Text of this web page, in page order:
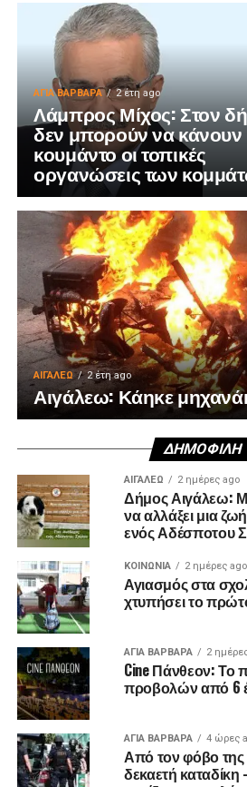
ΑΓΙΑ ΒΑΡΒΑΡΑ 2 έτη ago
Λάμπρος Μίχος: Στον
δεν μπορούν να κάνουν
κουμάντο οι τοπικές
οργανώσεις των
ΑΙΓΑΛΕΩ 2 έτη ago
Αιγάλεω: Κάηκε
ΔΗΜΟΦΙΛΉ
ΑΙΓΑΛΕΩ 2 ημέρες ago
Δήμος Αιγάλεω:
να αλλάξει μια
ενός Αδέσποτου
ΚΟΙΝΩΝΊΑ 2 ημέρες ago
Αγιασμός στα
χτυπήσει το
ΑΓΙΑ ΒΑΡΒΑΡΑ 2
Cine Πάνθεον: Το
προβολών από 6
ΑΓΙΑ ΒΑΡΒΑΡΑ 4 ώρες
Από τον φόβο της
δεκαετή καταδίκη